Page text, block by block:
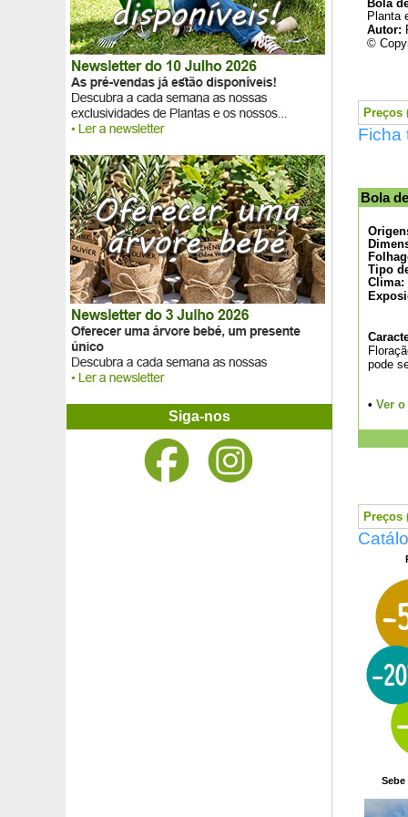
Borragem
Brinco-de-princesa, Fúcsia 'Lady Thumb'
Brinco-de-princesa, Fúcsia royal comestível
Brinco-de-princesa, Fúcsias 'Blue Sarah'
Brinco-de-princesa, Fúcsia 'Shrimp Cocktail'
Brinco-de-princesa, Fúcsias 'Madame Cornelissen'
Brinco-de-princesa, Fúcsias 'Tom Thumb'
Brinco-de-princesa, Fúcsia 'White King'
Briónia lantana
Budleia 'Adonis blue Adokeep'
Budleia Amarelo 'Sungold'
Budleia Bicolor 'Flower Power'
Budleia, Flor de mel anã 'Dreaming Lavender'
Budleia 'Malva'
Budleia 'Nanho purple'
Budleia 'Pink delight'
Budleia 'Royal Red'
Budleia 'White profusion'
Buganvília 2 cores
Buganvília branca
Buganvília laranja
Buganvília vermelha
Buxo cone, Buxo pirâmida
Siga-nos
Bola
Planta
Autor:
©
Preços
Ficha
Bola
Tipo
Clima:
pode
• Ver
Preços
Sebe